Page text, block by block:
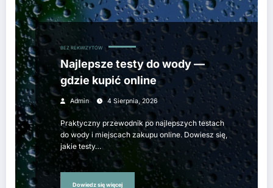
BEZ REKWIZYTÓW
Najlepsze testy do wody —
gdzie kupić online
Admin 4 Sierpnia, 2026
Praktyczny przewodnik po najlepszych testach
do wody i miejscach zakupu online. Dowiesz się,
jakie testy…
Dowiedz się więcej